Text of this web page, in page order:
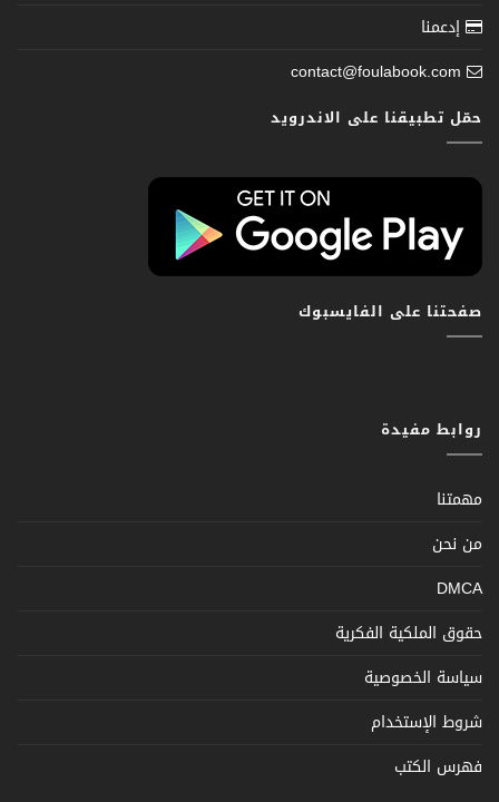
إدعمنا
contact@foulabook.com
حمّل تطبيقنا على الاندرويد
صفحتنا على الفايسبوك
روابط مفيدة
مهمتنا
من نحن
DMCA
حقوق الملكية الفكرية
سياسة الخصوصية
شروط الإستخدام
فهرس الكتب